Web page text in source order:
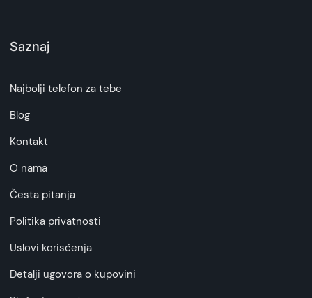
Saznaj
Najbolji telefon za tebe
Blog
Kontakt
O nama
Česta pitanja
Politika privatnosti
Uslovi korisćenja
Detalji ugovora o kupovini